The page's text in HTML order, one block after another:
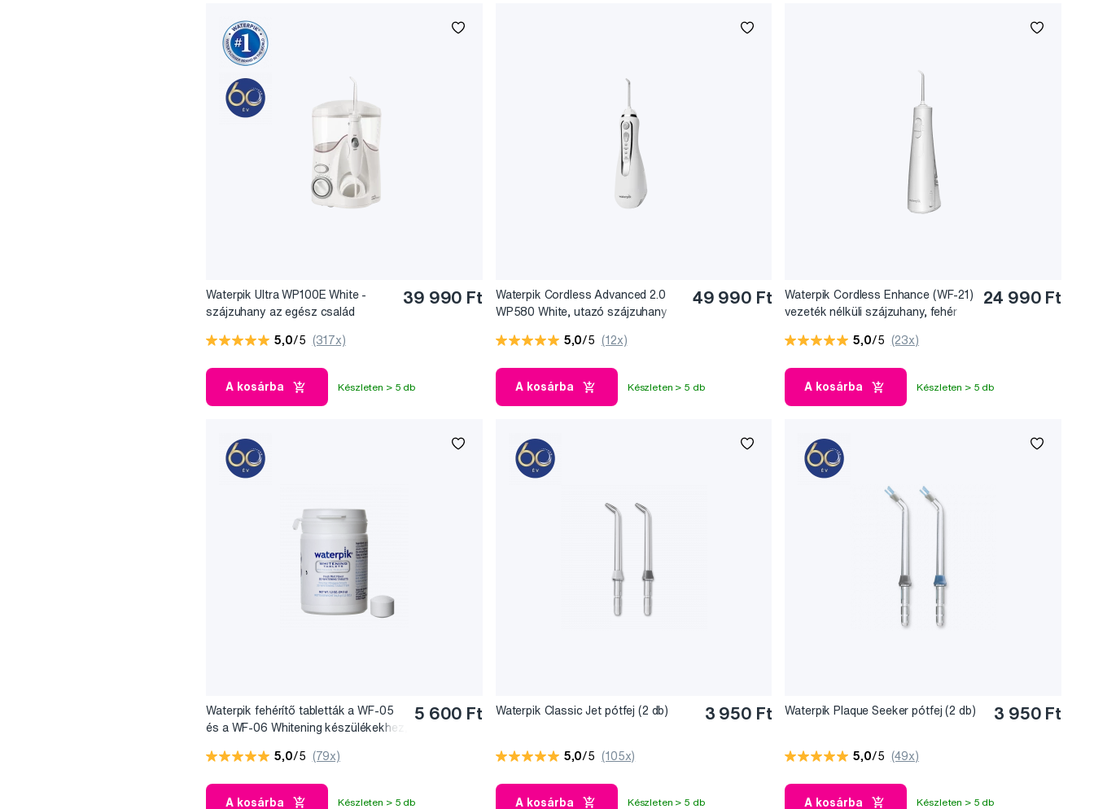
Waterpik Ultra WP100E White -
szájzuhany az egész család
39 990 Ft
5,0/5 (317x)
A kosárba Készleten > 5 db
Waterpik Cordless Advanced 2.0
WP580 White, utazó szájzuhany
49 990 Ft
5,0/5 (12x)
A kosárba Készleten > 5 db
Waterpik Cordless Enhance (WF-21)
vezeték nélküli szájzuhany, fehér
24 990 Ft
5,0/5 (23x)
A kosárba Készleten > 5 db
Waterpik fehérítő tabletták a WF-05
és a WF-06 Whitening készülékekhez,
5 600 Ft
5,0/5 (79x)
A kosárba Készleten > 5 db
Waterpik Classic Jet pótfej (2 db) 3 950 Ft
5,0/5 (105x)
A kosárba Készleten > 5 db
Waterpik Plaque Seeker pótfej (2 db) 3 950 Ft
5,0/5 (49x)
A kosárba Készleten > 5 db